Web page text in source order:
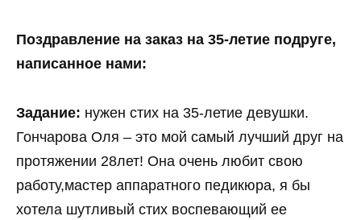
Поздравление на заказ на 35-летие подруге,
написанное нами:
Задание: нужен стих на 35-летие девушки.
Гончарова Оля – это мой самый лучший друг на
протяжении 28лет! Она очень любит свою
работу,мастер аппаратного педикюра, я бы
хотела шутливый стих воспевающий ее